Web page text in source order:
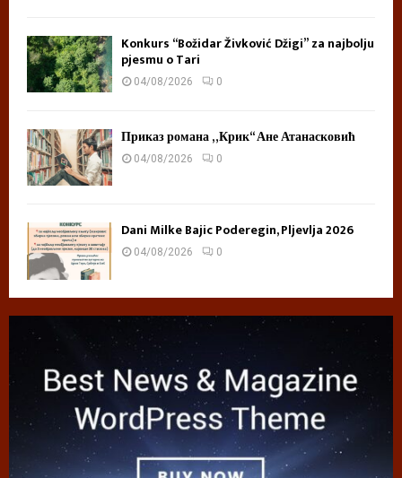
Konkurs “Božidar Živković Džigi” za najbolju
pjesmu o Tari
04/08/2026 0
Приказ романа „Крик“ Ане Атанасковић
04/08/2026 0
Dani Milke Bajic Poderegin, Pljevlja 2026
04/08/2026 0